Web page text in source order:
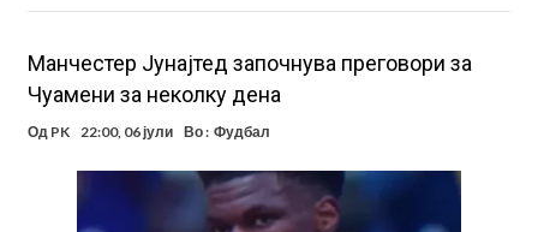
Манчестер Јунајтед започнува преговори за
Чуамени за неколку дена
Од PK 22:00, 06 јули Во : Фудбал